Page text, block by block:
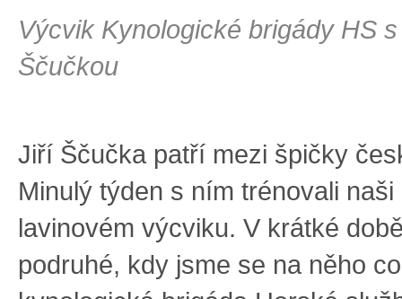
Výcvik Kynologické brigády HS
Ščučkou
Jiří Ščučka patří mezi špičky
Minulý týden s ním trénovali
lavinovém výcviku. V krátké
podruhé, kdy jsme se na něho